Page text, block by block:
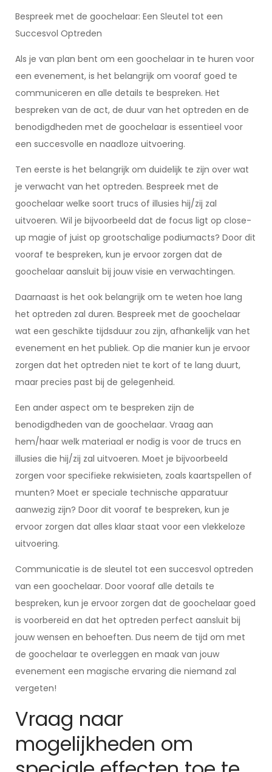
Bespreek met de goochelaar: Een Sleutel tot een
Succesvol Optreden
Als je van plan bent om een goochelaar in te huren voor
een evenement, is het belangrijk om vooraf goed te
communiceren en alle details te bespreken. Het
bespreken van de act, de duur van het optreden en de
benodigdheden met de goochelaar is essentieel voor
een succesvolle en naadloze uitvoering.
Ten eerste is het belangrijk om duidelijk te zijn over wat
je verwacht van het optreden. Bespreek met de
goochelaar welke soort trucs of illusies hij/zij zal
uitvoeren. Wil je bijvoorbeeld dat de focus ligt op close-
up magie of juist op grootschalige podiumacts? Door dit
vooraf te bespreken, kun je ervoor zorgen dat de
goochelaar aansluit bij jouw visie en verwachtingen.
Daarnaast is het ook belangrijk om te weten hoe lang
het optreden zal duren. Bespreek met de goochelaar
wat een geschikte tijdsduur zou zijn, afhankelijk van het
evenement en het publiek. Op die manier kun je ervoor
zorgen dat het optreden niet te kort of te lang duurt,
maar precies past bij de gelegenheid.
Een ander aspect om te bespreken zijn de
benodigdheden van de goochelaar. Vraag aan
hem/haar welk materiaal er nodig is voor de trucs en
illusies die hij/zij zal uitvoeren. Moet je bijvoorbeeld
zorgen voor specifieke rekwisieten, zoals kaartspellen of
munten? Moet er speciale technische apparatuur
aanwezig zijn? Door dit vooraf te bespreken, kun je
ervoor zorgen dat alles klaar staat voor een vlekkeloze
uitvoering.
Communicatie is de sleutel tot een succesvol optreden
van een goochelaar. Door vooraf alle details te
bespreken, kun je ervoor zorgen dat de goochelaar goed
is voorbereid en dat het optreden perfect aansluit bij
jouw wensen en behoeften. Dus neem de tijd om met
de goochelaar te overleggen en maak van jouw
evenement een magische ervaring die niemand zal
vergeten!
Vraag naar
mogelijkheden om